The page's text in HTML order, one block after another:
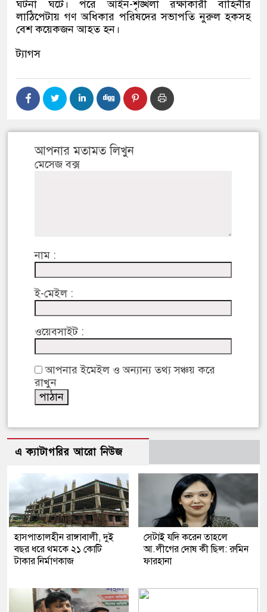
ঘটনা ঘটে। পরে আইন-শৃঙ্খলা রক্ষাকারী বাহিনীর
লাঠিপেটায় গণ অধিকার পরিষদের সভাপতি নুরুল হকসহ
বেশ কয়েকজন আহত হন।
ট্যাগস
আপনার মতামত লিখুন
মেসেজ বক্স
নাম :
ই-মেইল :
ওয়েবসাইট :
আপনার ইমেইল ও অন্যান্য তথ্য সঞ্চয় করে
রাখুন
এ ক্যাটাগরির আরো নিউজ
হাসপাতালহীন রাঙ্গাবালী, দুই
বছর ধরে থমকে ২১ কোটি
টাকার নির্মাণকাজ
সেটাই যদি করেন তাহলে
আ.লীগের দোষ কী ছিল: রুমিন
ফারহানা